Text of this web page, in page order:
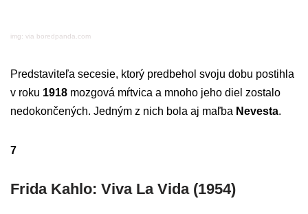
img: via boredpanda.com
Predstaviteľa secesie, ktorý predbehol svoju dobu postihla
v roku 1918 mozgová mŕtvica a mnoho jeho diel zostalo
nedokončených. Jedným z nich bola aj maľba Nevesta.
7
Frida Kahlo: Viva La Vida (1954)